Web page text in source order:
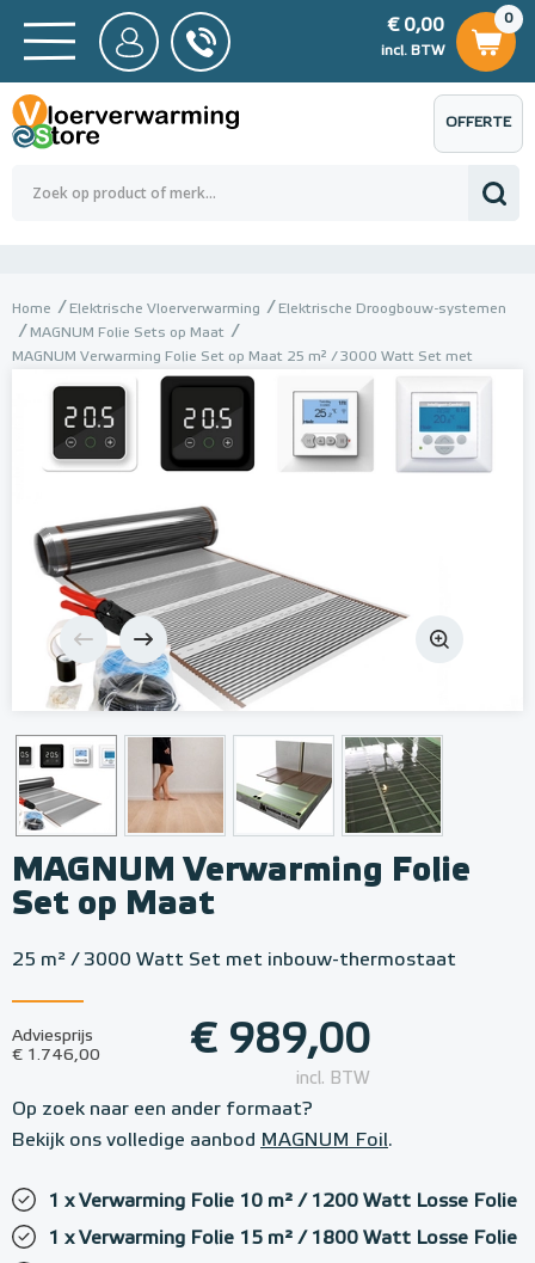
BTW
0,00
0
€ 0,00
incl. BTW
€ 0,00
OFFERTE
AANVRAGEN
Home Elektrische Vloerverwarming
Elektrische Droogbouw-systemen
MAGNUM Folie Sets op Maat
MAGNUM Verwarming Folie Set op Maat 25 m² / 3000 Watt Set met
inbouw-thermostaat
MAGNUM Verwarming Folie
Set op Maat
25 m² / 3000 Watt Set met inbouw-thermostaat
Adviesprijs
€ 1.746,00
€ 989,00
incl. BTW
Op zoek naar een ander formaat?
Bekijk ons volledige aanbod MAGNUM Foil.
1 x Verwarming Folie 10 m² / 1200 Watt Losse Folie
1 x Verwarming Folie 15 m² / 1800 Watt Losse Folie